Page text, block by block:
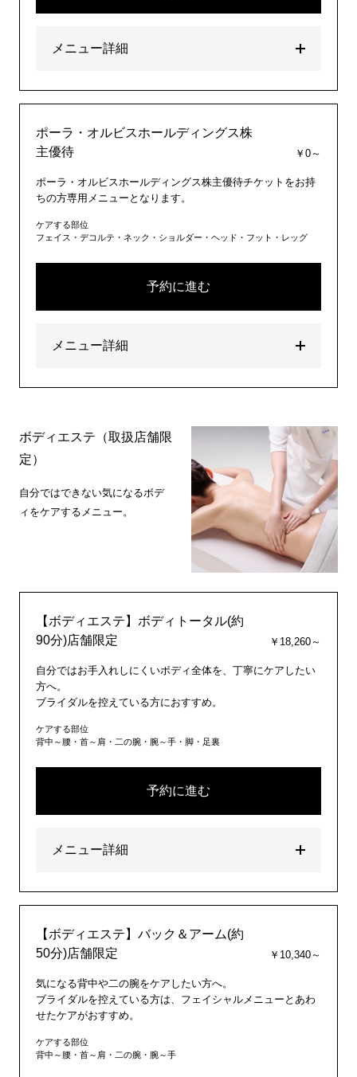
メニュー詳細
ポーラ・オルビスホールディングス株
主優待
￥0～
ポーラ・オルビスホールディングス株主優待チケットをお持
ちの方専用メニューとなります。
ケアする部位
フェイス・デコルテ・ネック・ショルダー・ヘッド・フット・レッグ
予約に進む
メニュー詳細
ボディエステ（取扱店舗限
定）
自分ではできない気になるボデ
ィをケアするメニュー。
【ボディエステ】ボディトータル(約
90分)店舗限定
￥18,260～
自分ではお手入れしにくいボディ全体を、丁寧にケアしたい
方へ。
ブライダルを控えている方におすすめ。
ケアする部位
背中～腰・首～肩・二の腕・腕～手・脚・足裏
予約に進む
メニュー詳細
【ボディエステ】バック＆アーム(約
50分)店舗限定
￥10,340～
気になる背中や二の腕をケアしたい方へ。
ブライダルを控えている方は、フェイシャルメニューとあわ
せたケアがおすすめ。
ケアする部位
背中～腰・首～肩・二の腕・腕～手